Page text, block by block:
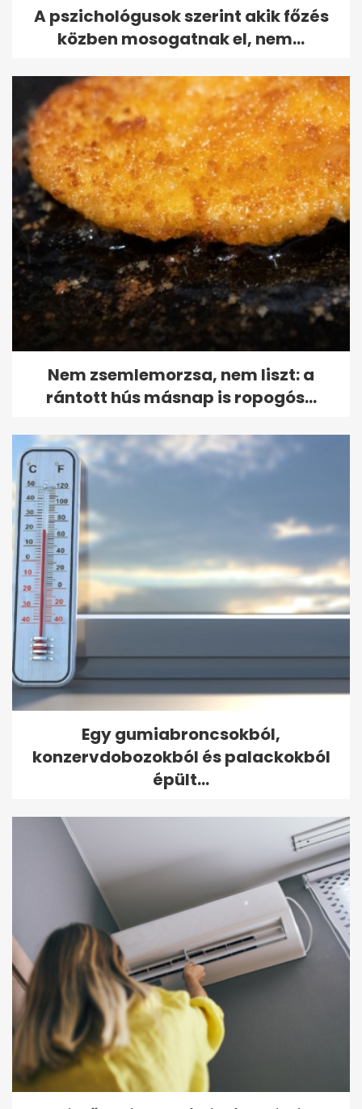
A pszichológusok szerint akik főzés
közben mosogatnak el, nem...
Nem zsemlemorzsa, nem liszt: a
rántott hús másnap is ropogós...
Egy gumiabroncsokból,
konzervdobozokból és palackokból
épült...